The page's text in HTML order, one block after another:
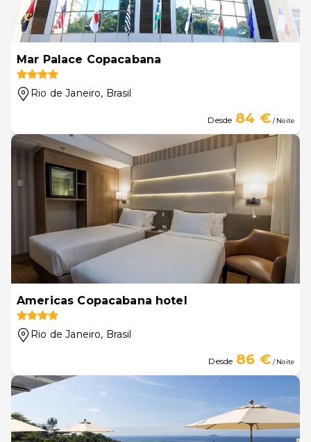
Mar Palace Copacabana
Rio de Janeiro, Brasil
Desde 84 €/ Noite
Americas Copacabana hotel
Rio de Janeiro, Brasil
Desde 86 €/ Noite